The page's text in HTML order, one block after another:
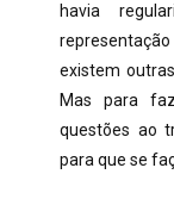
havia
existem
Mas para
questões ao
para que se